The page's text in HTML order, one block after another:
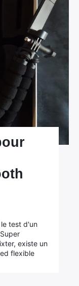
test d'un
existe un
flexible